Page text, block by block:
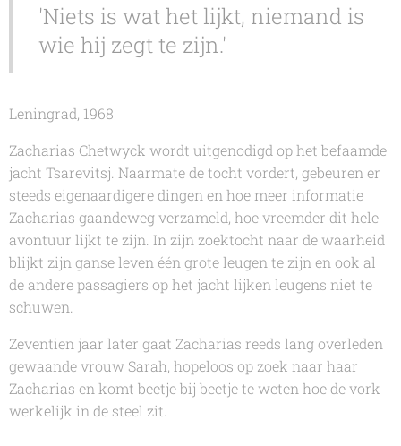
'Niets is wat het lijkt, niemand is
wie hij zegt te zijn.'
Leningrad, 1968
Zacharias Chetwyck wordt uitgenodigd op het befaamde
jacht Tsarevitsj. Naarmate de tocht vordert, gebeuren er
steeds eigenaardigere dingen en hoe meer informatie
Zacharias gaandeweg verzameld, hoe vreemder dit hele
avontuur lijkt te zijn. In zijn zoektocht naar de waarheid
blijkt zijn ganse leven één grote leugen te zijn en ook al
de andere passagiers op het jacht lijken leugens niet te
schuwen.
Zeventien jaar later gaat Zacharias reeds lang overleden
gewaande vrouw Sarah, hopeloos op zoek naar haar
Zacharias en komt beetje bij beetje te weten hoe de vork
werkelijk in de steel zit.